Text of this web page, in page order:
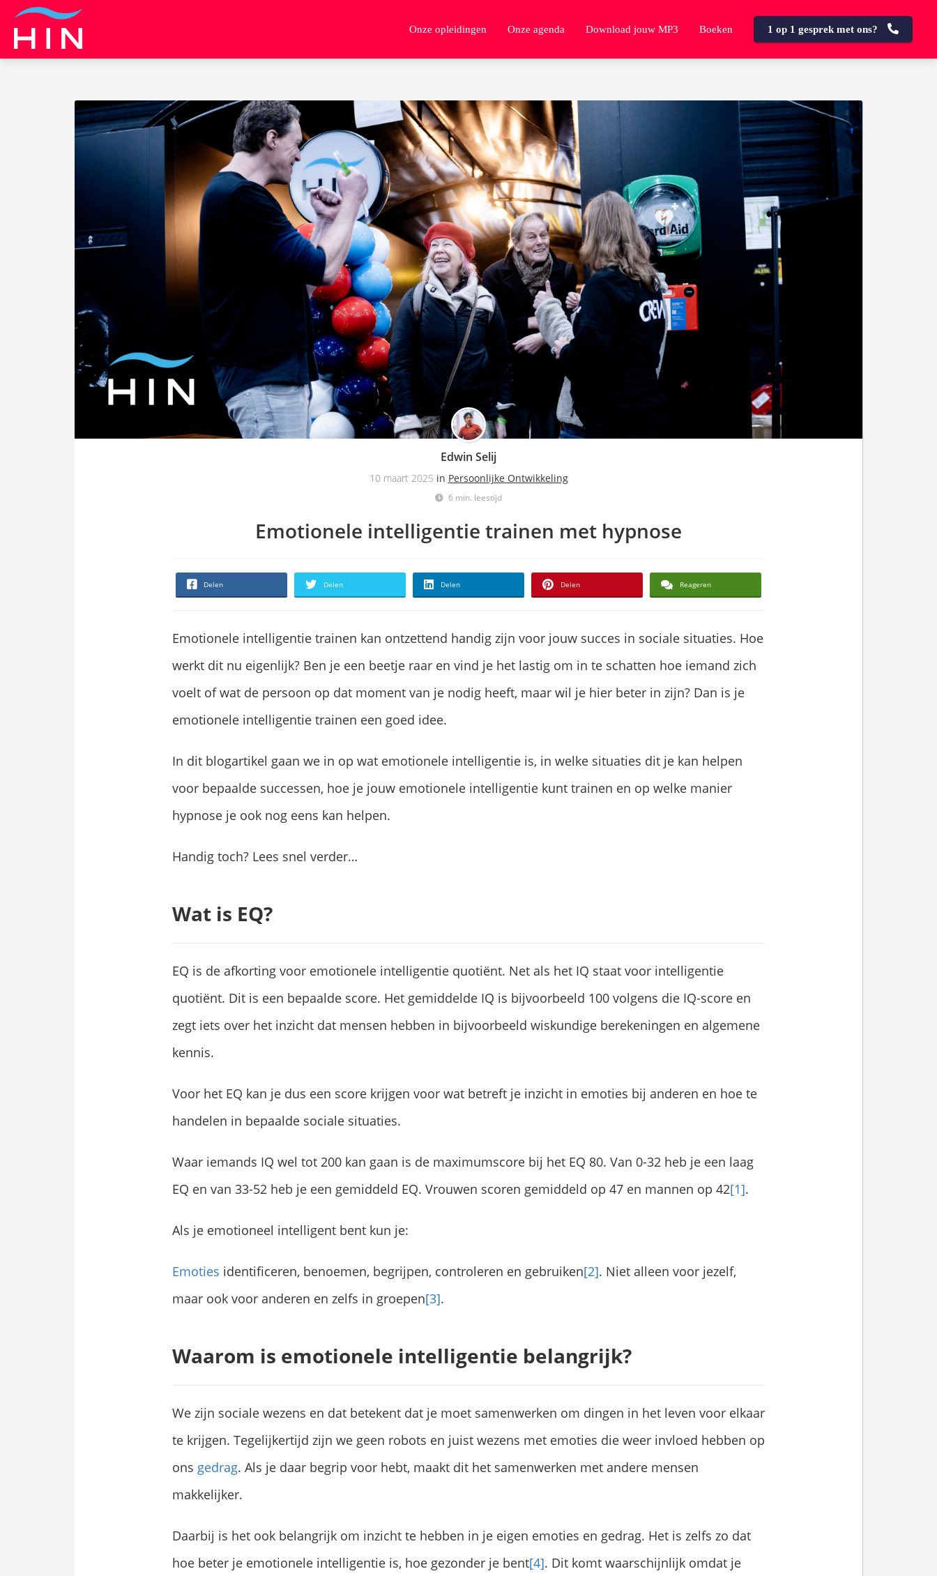
Onze opleidingen Onze agenda Download jouw MP3 Boeken 1 op 1 gesprek met ons?
Edwin Selij
10 maart 2025 in Persoonlijke Ontwikkeling
6 min. leestijd
Emotionele intelligentie trainen met hypnose
Delen Delen Delen Delen Reageren
Emotionele intelligentie trainen kan ontzettend handig zijn voor jouw succes in sociale situaties. Hoe
werkt dit nu eigenlijk? Ben je een beetje raar en vind je het lastig om in te schatten hoe iemand zich
voelt of wat de persoon op dat moment van je nodig heeft, maar wil je hier beter in zijn? Dan is je
emotionele intelligentie trainen een goed idee.
In dit blogartikel gaan we in op wat emotionele intelligentie is, in welke situaties dit je kan helpen
voor bepaalde successen, hoe je jouw emotionele intelligentie kunt trainen en op welke manier
hypnose je ook nog eens kan helpen.
Handig toch? Lees snel verder…
Wat is EQ?
EQ is de afkorting voor emotionele intelligentie quotiënt. Net als het IQ staat voor intelligentie
quotiënt. Dit is een bepaalde score. Het gemiddelde IQ is bijvoorbeeld 100 volgens die IQ-score en
zegt iets over het inzicht dat mensen hebben in bijvoorbeeld wiskundige berekeningen en algemene
kennis.
Voor het EQ kan je dus een score krijgen voor wat betreft je inzicht in emoties bij anderen en hoe te
handelen in bepaalde sociale situaties.
Waar iemands IQ wel tot 200 kan gaan is de maximumscore bij het EQ 80. Van 0-32 heb je een laag
EQ en van 33-52 heb je een gemiddeld EQ. Vrouwen scoren gemiddeld op 47 en mannen op 42[1].
Als je emotioneel intelligent bent kun je:
Emoties identificeren, benoemen, begrijpen, controleren en gebruiken[2]. Niet alleen voor jezelf,
maar ook voor anderen en zelfs in groepen[3].
Waarom is emotionele intelligentie belangrijk?
We zijn sociale wezens en dat betekent dat je moet samenwerken om dingen in het leven voor elkaar
te krijgen. Tegelijkertijd zijn we geen robots en juist wezens met emoties die weer invloed hebben op
ons gedrag. Als je daar begrip voor hebt, maakt dit het samenwerken met andere mensen
makkelijker.
Daarbij is het ook belangrijk om inzicht te hebben in je eigen emoties en gedrag. Het is zelfs zo dat
hoe beter je emotionele intelligentie is, hoe gezonder je bent[4]. Dit komt waarschijnlijk omdat je